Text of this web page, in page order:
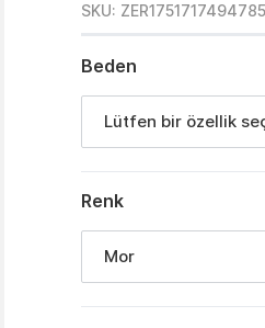
SKU:
Beden
Lütfen bir özellik
Renk
Mor